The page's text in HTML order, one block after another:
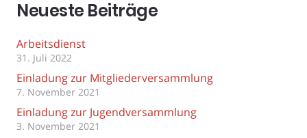
Neueste Beiträge
Arbeitsdienst
31. Juli 2022
Einladung zur Mitgliederversammlung
7. November 2021
Einladung zur Jugendversammlung
3. November 2021